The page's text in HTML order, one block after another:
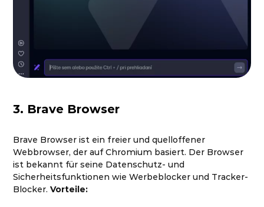
3. Brave Browser
Brave Browser ist ein freier und quelloffener
Webbrowser, der auf Chromium basiert. Der Browser
ist bekannt für seine Datenschutz- und
Sicherheitsfunktionen wie Werbeblocker und Tracker-
Blocker.Vorteile: